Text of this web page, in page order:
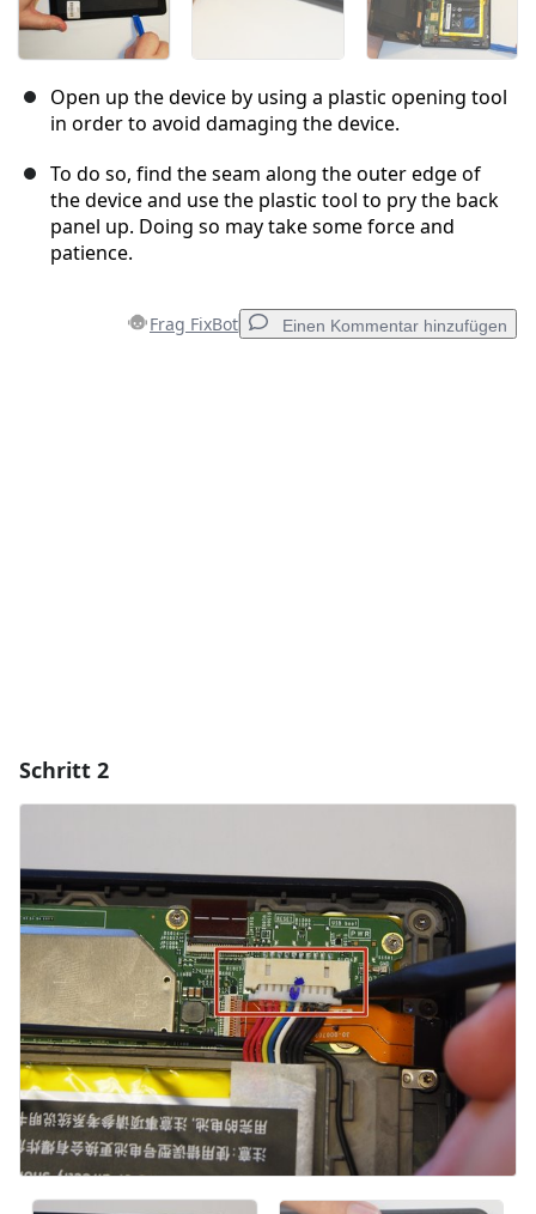
Open up the device by using a plastic opening tool
in order to avoid damaging the device.
To do so, find the seam along the outer edge of
the device and use the plastic tool to pry the back
panel up. Doing so may take some force and
patience.
Frag FixBot Einen Kommentar hinzufügen
Schritt 2